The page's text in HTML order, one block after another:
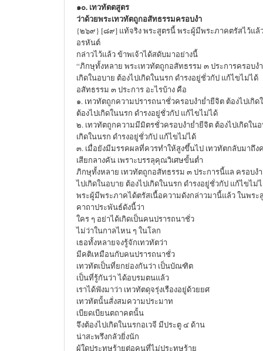
๑๐. เทวทัตตสูตร
ว่าด้วยพระเทวทัตถูกอสัทธรรมครอบงำ
{๒๖๙} [๘๙] แท้จริง พระสูตรนี้ พระผู้มีพระภาคตรัสไว้แล้
อรหันต์
กล่าวไว้แล้ว ข้าพเจ้าได้สดับมาอย่างนี้
“ภิกษุทั้งหลาย พระเทวทัตถูกอสัทธรรม ๓ ประการครอบง
เกิดในอบาย ต้องไปเกิดในนรก ดำรงอยู่ชั่วกัป แก้ไขไม่ได้
อสัทธรรม ๓ ประการ อะไรบ้าง คือ
๑. เทวทัตถูกความปรารถนาชั่วครอบงำย่ำยีจิต ต้องไปเกิด
ต้องไปเกิดในนรก ดำรงอยู่ชั่วกัป แก้ไขไม่ได้
๒. เทวทัตถูกความมีมิตรชั่วครอบงำย่ำยีจิต ต้องไปเกิดใน
เกิดในนรก ดำรงอยู่ชั่วกัป แก้ไขไม่ได้
๓. เมื่อยังมีมรรคผลที่ควรทำให้สูงขึ้นไป เทวทัตกลับมาถึง
เสียกลางคัน เพราะบรรลุคุณวิเศษขั้นต่ำ
ภิกษุทั้งหลาย เทวทัตถูกอสัทธรรม ๓ ประการนี้แล ครอบง
ไปเกิดในอบาย ต้องไปเกิดในนรก ดำรงอยู่ชั่วกัป แก้ไขไม่
พระผู้มีพระภาคได้ตรัสเนื้อความดังกล่าวมานี้แล้ว ในพระ
คาถาประพันธ์ดังนี้ว่า
ใคร ๆ อย่าได้เกิดเป็นคนปรารถนาชั่ว
ไม่ว่าในกาลไหน ๆ ในโลก
เธอทั้งหลายจงรู้จักเทวทัตว่า
มีคติเหมือนกับคนปรารถนาชั่ว
เทวทัตเป็นที่ยกย่องกันว่า เป็นบัณฑิต
เป็นที่รู้กันว่า ได้อบรมตนแล้ว
เราได้ฟังมาว่า เทวทัตดุจรุ่งเรืองอยู่ด้วยยศ
เทวทัตนั้นสั่งสมความประมาท
เบียดเบียนตถาคตนั้น
จึงต้องไปเกิดในนรกอเวจี มีประตู ๔ ด้าน
น่าสะพรึงกลัวยิ่งนัก
ผู้ใดประทุษร้ายต่อคนที่ไม่ประทุษร้าย